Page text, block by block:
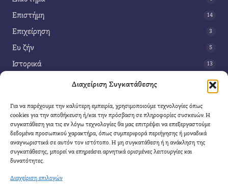
Διαχείριση Συγκατάθεσης
Για να παρέχουμε την καλύτερη εμπειρία, χρησιμοποιούμε τεχνολογίες όπως
cookies για την αποθήκευση ή/και την πρόσβαση σε πληροφορίες συσκευών. Η
συγκατάθεση για τις εν λόγω τεχνολογίες θα μας επιτρέψει να επεξεργαστούμε
δεδομένα προσωπικού χαρακτήρα, όπως συμπεριφορά περιήγησης ή μοναδικά
αναγνωριστικά σε αυτόν τον ιστότοπο. Η μη συγκατάθεση ή η ανάκληση της
συγκατάθεσης, μπορεί να επηρεάσει αρνητικά ορισμένες λειτουργίες και
δυνατότητες.
Διαχείριση επιλογών
Επιστήμη 14
Επιχείρηση 3
Ευ ζήν 5
Ιστορικά 13
42
Τέχνη 3
Τεχνολογία
Υγεία
Φαντασία